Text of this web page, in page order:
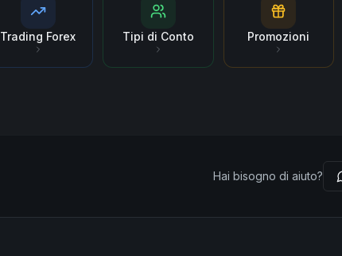
Trading Forex Tipi di Conto Promozioni
Hai bisogno di aiuto?